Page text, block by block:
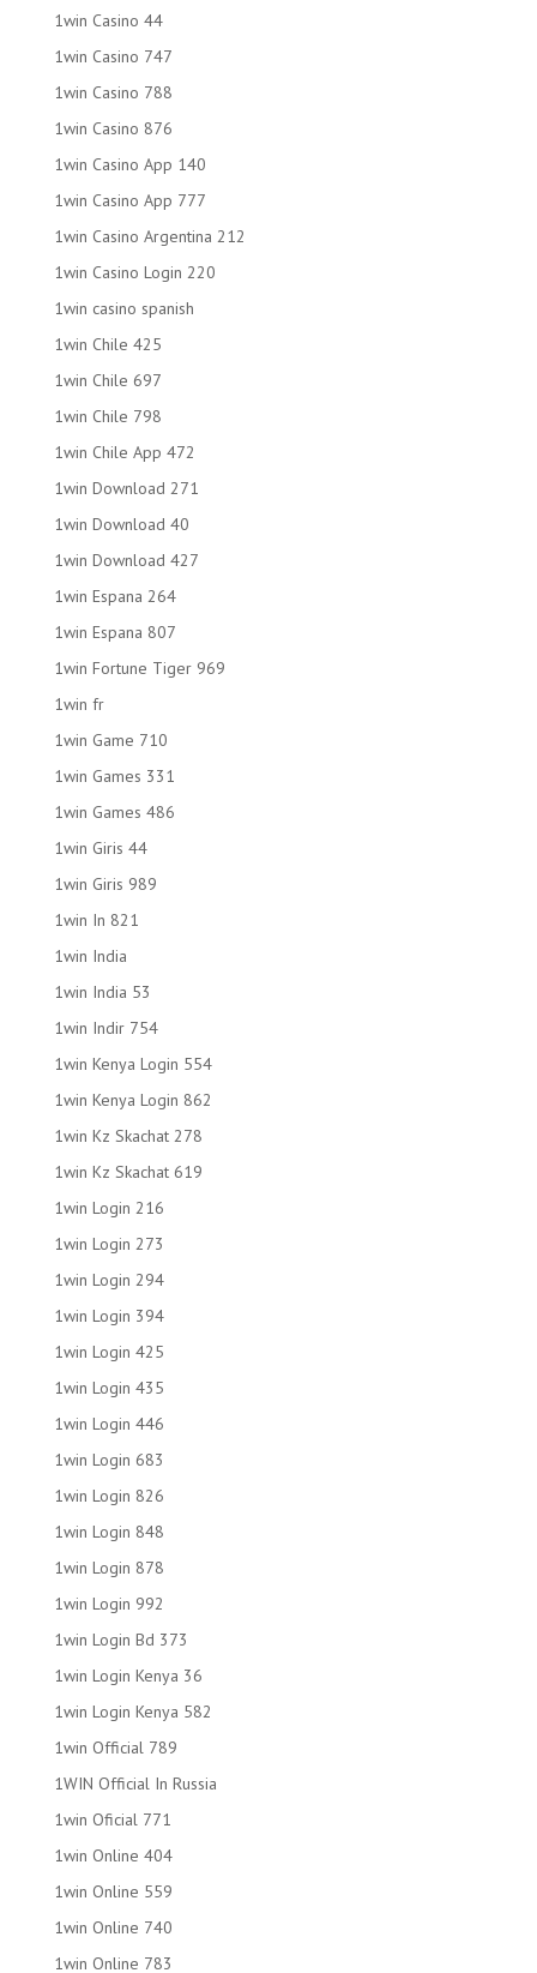
1win Casino 44
1win Casino 747
1win Casino 788
1win Casino 876
1win Casino App 140
1win Casino App 777
1win Casino Argentina 212
1win Casino Login 220
1win casino spanish
1win Chile 425
1win Chile 697
1win Chile 798
1win Chile App 472
1win Download 271
1win Download 40
1win Download 427
1win Espana 264
1win Espana 807
1win Fortune Tiger 969
1win fr
1win Game 710
1win Games 331
1win Games 486
1win Giris 44
1win Giris 989
1win In 821
1win India
1win India 53
1win Indir 754
1win Kenya Login 554
1win Kenya Login 862
1win Kz Skachat 278
1win Kz Skachat 619
1win Login 216
1win Login 273
1win Login 294
1win Login 394
1win Login 425
1win Login 435
1win Login 446
1win Login 683
1win Login 826
1win Login 848
1win Login 878
1win Login 992
1win Login Bd 373
1win Login Kenya 36
1win Login Kenya 582
1win Official 789
1WIN Official In Russia
1win Oficial 771
1win Online 404
1win Online 559
1win Online 740
1win Online 783